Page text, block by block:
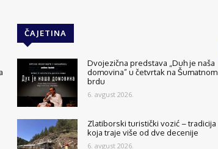
ČAJETINA
Dvojezična predstava „Duh je naša
domovina” u četvrtak na Šumatnom
brdu
6. avgust 2026.
Zlatiborski turistički vozić – tradicija
koja traje više od dve decenije
6. avgust 2026.